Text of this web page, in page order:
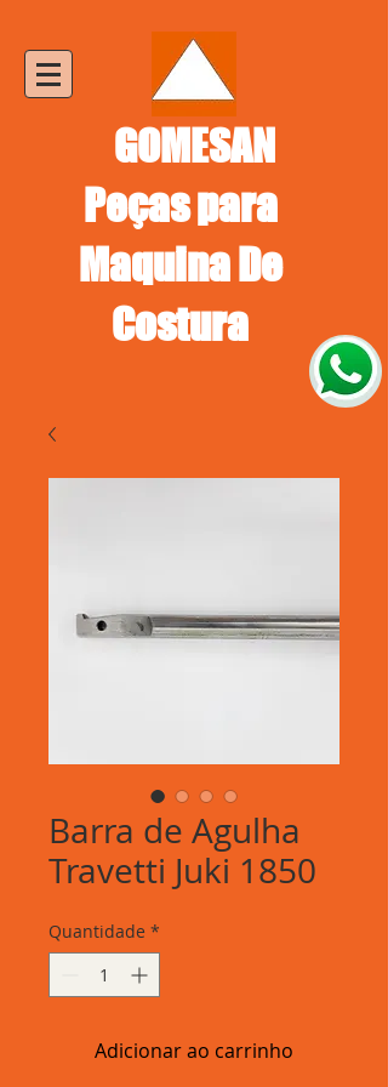
GOMESAN
Peças para
Maquina De
Costura
Barra de Agulha
Travetti Juki 1850
Quantidade *
Adicionar ao carrinho